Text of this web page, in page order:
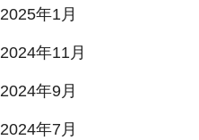
2025年1月
2024年11月
2024年9月
2024年7月